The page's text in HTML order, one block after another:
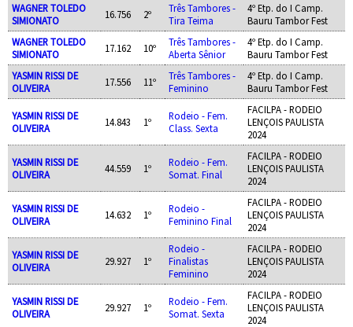
WAGNER TOLEDO
SIMIONATO
16.756 2º
Três Tambores -
Tira Teima
4º Etp. do I Camp.
Bauru Tambor Fest
WAGNER TOLEDO
SIMIONATO
17.162 10º
Três Tambores -
Aberta Sênior
4º Etp. do I Camp.
Bauru Tambor Fest
YASMIN RISSI DE
OLIVEIRA
17.556 11º
Três Tambores -
Feminino
4º Etp. do I Camp.
Bauru Tambor Fest
YASMIN RISSI DE
OLIVEIRA
14.843 1º
Rodeio - Fem.
Class. Sexta
FACILPA - RODEIO
LENÇOIS PAULISTA
2024
YASMIN RISSI DE
OLIVEIRA
44.559 1º
Rodeio - Fem.
Somat. Final
FACILPA - RODEIO
LENÇOIS PAULISTA
2024
YASMIN RISSI DE
OLIVEIRA
14.632 1º
Rodeio -
Feminino Final
FACILPA - RODEIO
LENÇOIS PAULISTA
2024
YASMIN RISSI DE
OLIVEIRA
29.927 1º
Rodeio -
Finalistas
Feminino
FACILPA - RODEIO
LENÇOIS PAULISTA
2024
YASMIN RISSI DE
OLIVEIRA
29.927 1º
Rodeio - Fem.
Somat. Sexta
FACILPA - RODEIO
LENÇOIS PAULISTA
2024